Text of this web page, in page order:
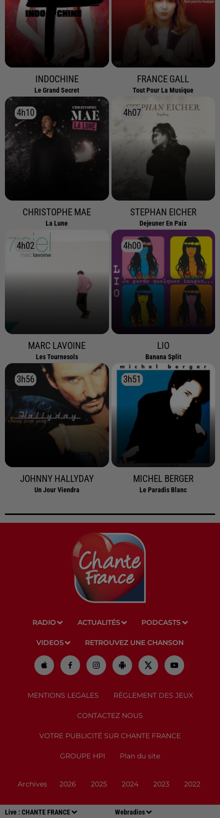
Live : CHANTE FRANCE Webradios
INDOCHINE
Le Grand Secret
FRANCE GALL
Tout Pour La Musique
4h10
4h10
CHRISTOPHE MAE
La Lune
4h07
4h07
STEPHAN EICHER
Dejeuner En Paix
4h02
4h02
MARC LAVOINE
Les Tournesols
4h00
4h00
LIO
Banana Split
3h56
3h56
JOHNNY HALLYDAY
Un Jour Viendra
3h51
3h51
MICHEL BERGER
Le Paradis Blanc
RADIO ACTUALITÉS PODCASTS
VIDEOS RETROUVEZ UNE CHANSON
MENTIONS LEGALES RÈGLEMENT DES JEUX
CONTACTEZ NOUS
VOTRE PUBLICITÉ SUR CHANTE FRANCE
GROUPE HPI Plan du site
Archives 2026 2025 2024 2023 2022